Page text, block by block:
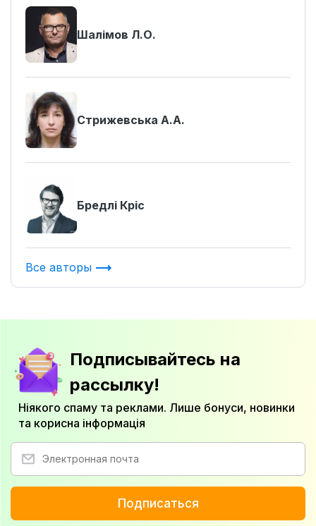
Шалімов Л.О.
Стрижевська А.А.
Бредлі Кріс
Все авторы
Подписывайтесь на
рассылку!
Ніякого спаму та реклами. Лише бонуси, новинки
та корисна інформація
Подписаться